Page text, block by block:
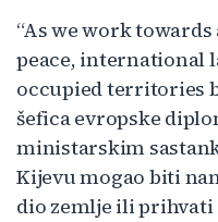
“As we work
peace, international
occupied territories
šefica evropske
ministarskim
Kijevu mogao biti
dio zemlje ili